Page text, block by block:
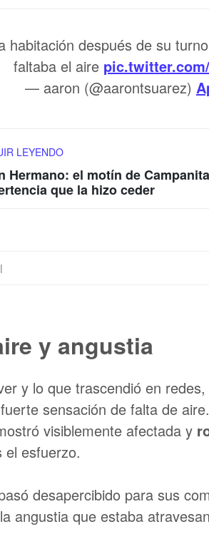
habitación después de su
faltaba el aire
— aaron (@aarontsuarez)
LEYENDO
Hermano: el motín de
que la hizo ceder
y angustia
y lo que trascendió en
sensación de falta de
visiblemente afectada y
el esfuerzo.
desapercibido para sus
angustia que estaba